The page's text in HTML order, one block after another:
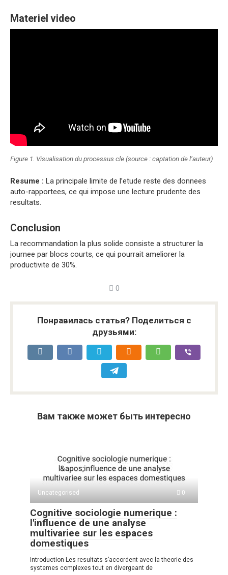
Materiel video
Figure 1. Visualisation du processus cle (source : captation de l’auteur)
Resume : La principale limite de l’etude reste des donnees
auto-rapportees, ce qui impose une lecture prudente des
resultats.
Conclusion
La recommandation la plus solide consiste a structurer la
journee par blocs courts, ce qui pourrait ameliorer la
productivite de 30%.
0
Понравилась статья? Поделиться с
друзьями:
Вам также может быть интересно
Uncategorised 0
Cognitive sociologie numerique :
l'influence de une analyse
multivariee sur les espaces
domestiques
Introduction Les resultats s’accordent avec la theorie des
systemes complexes tout en divergeant de